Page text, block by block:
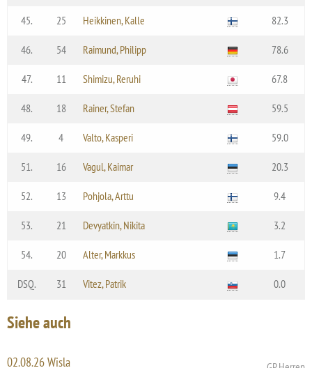
45. 25 Heikkinen, Kalle 82.3
46. 54 Raimund, Philipp 78.6
47. 11 Shimizu, Reruhi 67.8
48. 18 Rainer, Stefan 59.5
49. 4 Valto, Kasperi 59.0
51. 16 Vagul, Kaimar 20.3
52. 13 Pohjola, Arttu 9.4
53. 21 Devyatkin, Nikita 3.2
54. 20 Alter, Markkus 1.7
DSQ. 31 Vitez, Patrik 0.0
Siehe auch
02.08.26 Wisla